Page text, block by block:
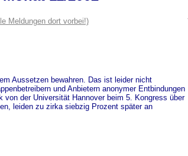
Meldungen dort vorbei!)
Aussetzen bewahren. Das ist leider nicht
und Anbietern anonymer Entbindungen
der Universität Hannover beim 5. Kongress über
leiden zu zirka siebzig Prozent später an